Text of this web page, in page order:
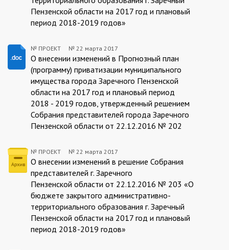
Пензенской области на 2017 год и плановый
период 2018-2019 годов»
ПРОЕКТ:2017-
№ ПРОЕКТ № 22 марта 2017
О внесении изменений в Прогнозный план
(программу) приватизации муниципального
имущества города Заречного Пензенской
области на 2017 год и плановый период
2018 - 2019 годов, утвержденный решением
Собрания представителей города Заречного
Пензенской области от 22.12.2016 № 202
ПРОЕКТ:2017-
№ ПРОЕКТ № 22 марта 2017
О внесении изменений в решение Собрания
представителей г. Заречного
Пензенской области от 22.12.2016 № 203 «О
бюджете закрытого административно-
территориального образования г. Заречный
Пензенской области на 2017 год и плановый
период 2018-2019 годов»